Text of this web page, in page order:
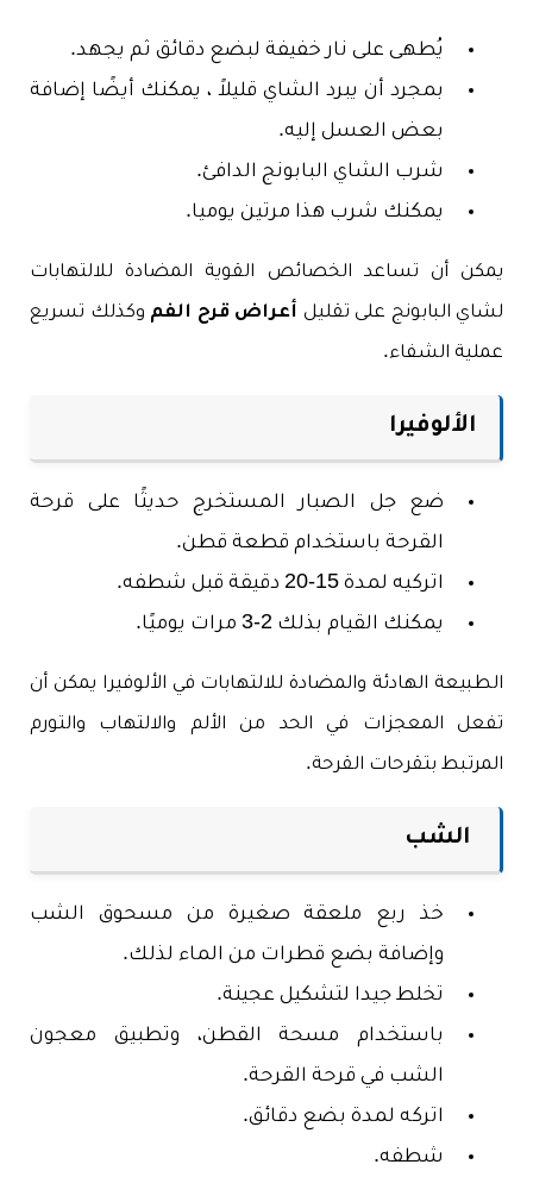
يُطهى على نار خفيفة لبضع دقائق ثم يجهد.
بمجرد أن يبرد الشاي قليلاً ، يمكنك أيضًا إضافة
بعض العسل إليه.
شرب الشاي البابونج الدافئ.
يمكنك شرب هذا مرتين يوميا.
يمكن أن تساعد الخصائص القوية المضادة للالتهابات
لشاي البابونج على تقليل أعراض قرح الفم وكذلك تسريع
عملية الشفاء.
الألوفيرا
ضع جل الصبار المستخرج حديثًا على قرحة
القرحة باستخدام قطعة قطن.
اتركيه لمدة 15-20 دقيقة قبل شطفه.
يمكنك القيام بذلك 2-3 مرات يوميًا.
الطبيعة الهادئة والمضادة للالتهابات في الألوفيرا يمكن أن
تفعل المعجزات في الحد من الألم والالتهاب والتورم
المرتبط بتقرحات القرحة.
الشب
خذ ربع ملعقة صغيرة من مسحوق الشب
وإضافة بضع قطرات من الماء لذلك.
تخلط جيدا لتشكيل عجينة.
باستخدام مسحة القطن، وتطبيق معجون
الشب في قرحة القرحة.
اتركه لمدة بضع دقائق.
شطفه.